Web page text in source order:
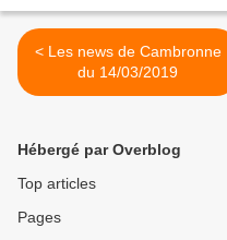
< Les news de Cambronne
du 14/03/2019
Hébergé par Overblog
Top articles
Pages